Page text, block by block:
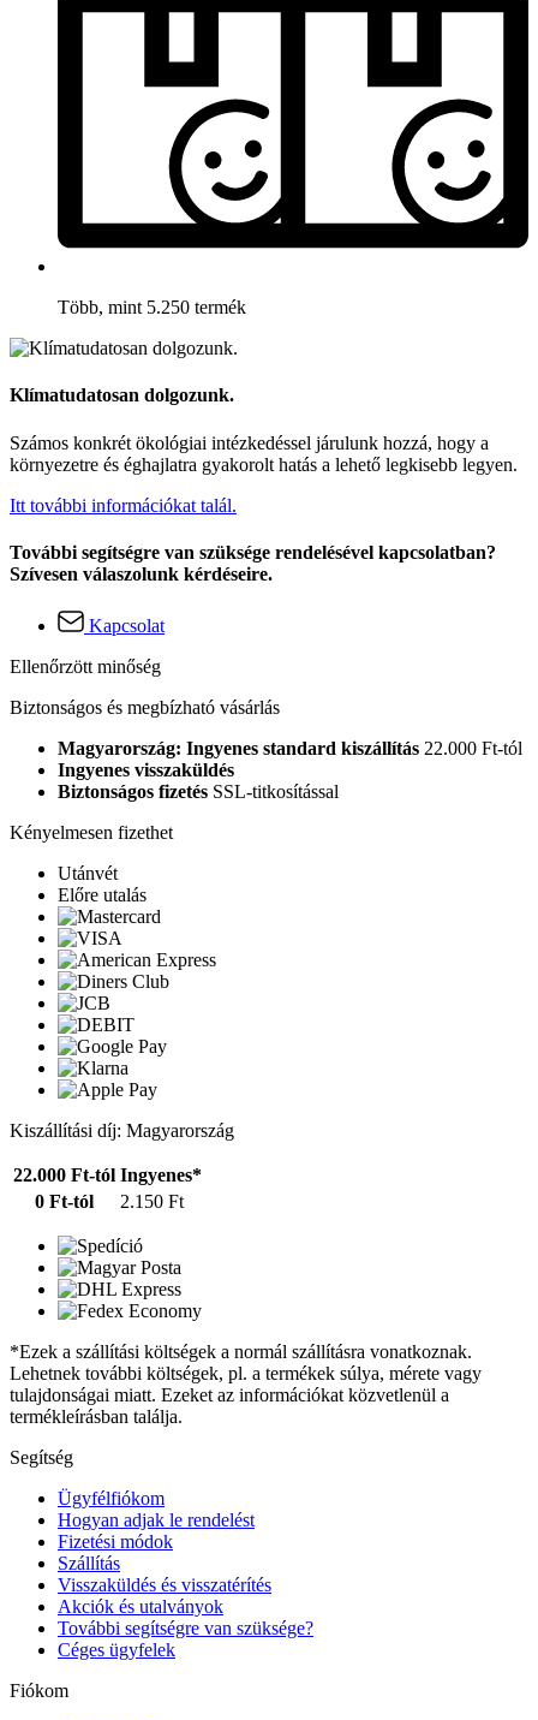
Több, mint 5.250 termék
Klímatudatosan dolgozunk.
Számos konkrét ökológiai intézkedéssel járulunk hozzá, hogy a
környezetre és éghajlatra gyakorolt hatás a lehető legkisebb legyen.
Itt további információkat talál.
További segítségre van szüksége rendelésével kapcsolatban?
Szívesen válaszolunk kérdéseire.
Kapcsolat
Ellenőrzött minőség
Biztonságos és megbízható vásárlás
Magyarország: Ingyenes standard kiszállítás 22.000 Ft-tól
Ingyenes visszaküldés
Biztonságos fizetés SSL-titkosítással
Kényelmesen fizethet
Utánvét
Előre utalás
Kiszállítási díj: Magyarország
22.000 Ft-tól Ingyenes*
0 Ft-tól
2.150 Ft
*Ezek a szállítási költségek a normál szállításra vonatkoznak.
Lehetnek további költségek, pl. a termékek súlya, mérete vagy
tulajdonságai miatt. Ezeket az információkat közvetlenül a
termékleírásban találja.
Segítség
Ügyfélfiókom
Hogyan adjak le rendelést
Fizetési módok
Szállítás
Visszaküldés és visszatérítés
Akciók és utalványok
További segítségre van szüksége?
Céges ügyfelek
Fiókom